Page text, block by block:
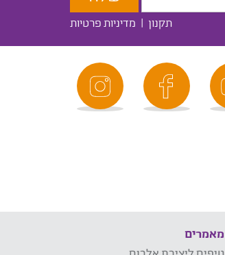
תקנון | מדיניות פרטיות
מאמרים